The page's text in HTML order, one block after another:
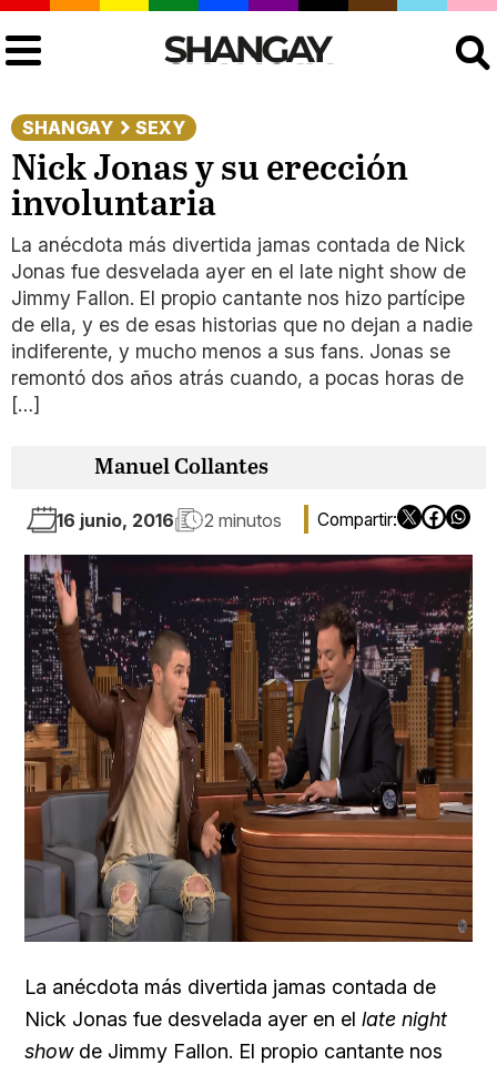
SHANGAY SEXY
Nick Jonas y su erección
involuntaria
La anécdota más divertida jamas contada de Nick
Jonas fue desvelada ayer en el late night show de
Jimmy Fallon. El propio cantante nos hizo partícipe
de ella, y es de esas historias que no dejan a nadie
indiferente, y mucho menos a sus fans. Jonas se
remontó dos años atrás cuando, a pocas horas de
[…]
Manuel Collantes
16 junio, 2016 2 minutos
La anécdota más divertida jamas contada de
Nick Jonas fue desvelada ayer en el late night
show de Jimmy Fallon. El propio cantante nos